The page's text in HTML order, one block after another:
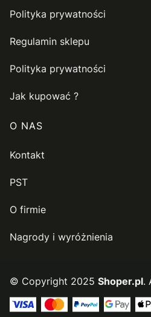
Polityka prywatności
Regulamin sklepu
Polityka prywatności
Jak kupować ?
O NAS
Kontakt
PST
O firmie
Nagrody i wyróżnienia
© Copyright 2025 Shoper.pl.